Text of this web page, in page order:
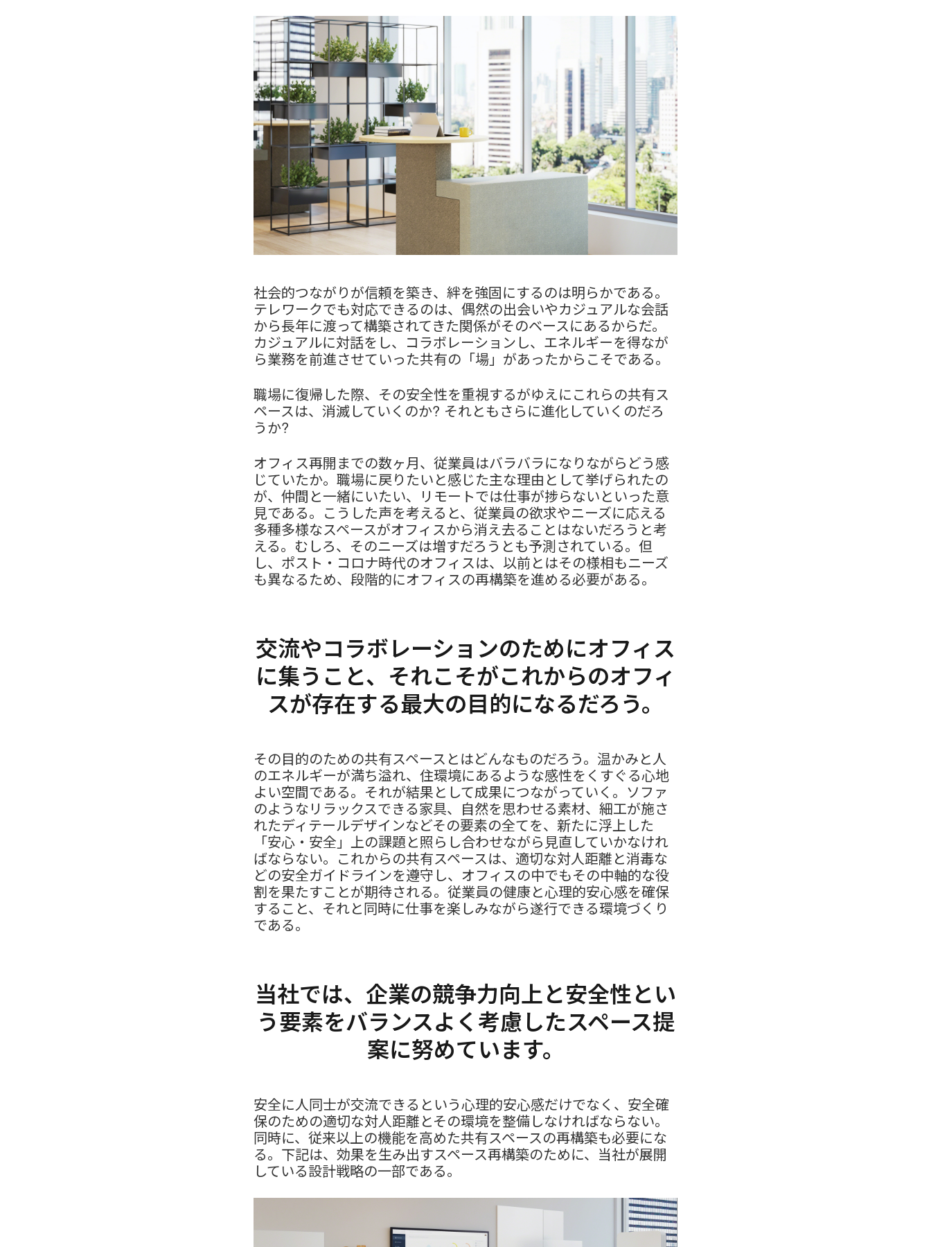
社会的つながりが信頼を築き、絆を強固にするのは明らかである。
テレワークでも対応できるのは、偶然の出会いやカジュアルな会話
から長年に渡って構築されてきた関係がそのベースにあるからだ。
カジュアルに対話をし、コラボレーションし、エネルギーを得なが
ら業務を前進させていった共有の「場」があったからこそである。
職場に復帰した際、その安全性を重視するがゆえにこれらの共有ス
ペースは、消滅していくのか? それともさらに進化していくのだろ
うか?
オフィス再開までの数ヶ月、従業員はバラバラになりながらどう感
じていたか。職場に戻りたいと感じた主な理由として挙げられたの
が、仲間と一緒にいたい、リモートでは仕事が捗らないといった意
見である。こうした声を考えると、従業員の欲求やニーズに応える
多種多様なスペースがオフィスから消え去ることはないだろうと考
える。むしろ、そのニーズは増すだろうとも予測されている。但
し、ポスト・コロナ時代のオフィスは、以前とはその様相もニーズ
も異なるため、段階的にオフィスの再構築を進める必要がある。
交流やコラボレーションのためにオフィス
に集うこと、それこそがこれからのオフィ
スが存在する最大の目的になるだろう。
その目的のための共有スペースとはどんなものだろう。温かみと人
のエネルギーが満ち溢れ、住環境にあるような感性をくすぐる心地
よい空間である。それが結果として成果につながっていく。ソファ
のようなリラックスできる家具、自然を思わせる素材、細工が施さ
れたディテールデザインなどその要素の全てを、新たに浮上した
「安心・安全」上の課題と照らし合わせながら見直していかなけれ
ばならない。これからの共有スペースは、適切な対人距離と消毒な
どの安全ガイドラインを遵守し、オフィスの中でもその中軸的な役
割を果たすことが期待される。従業員の健康と心理的安心感を確保
すること、それと同時に仕事を楽しみながら遂行できる環境づくり
である。
当社では、企業の競争力向上と安全性とい
う要素をバランスよく考慮したスペース提
案に努めています。
安全に人同士が交流できるという心理的安心感だけでなく、安全確
保のための適切な対人距離とその環境を整備しなければならない。
同時に、従来以上の機能を高めた共有スペースの再構築も必要にな
る。下記は、効果を生み出すスペース再構築のために、当社が展開
している設計戦略の一部である。